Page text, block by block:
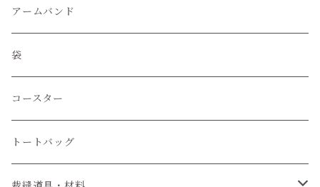
アームバンド
袋
コースター
トートバッグ